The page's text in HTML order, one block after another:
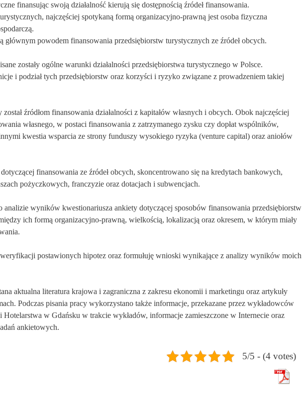
finansując swoją działalność kierują się dostępnością źródeł finansowania.
najczęściej spotykaną formą organizacyjno-prawną jest osoba fizyczna
głównym powodem finansowania przedsiębiorstw turystycznych ze źródeł obcych.
zostały ogólne warunki działalności przedsiębiorstwa turystycznego w Polsce.
i podział tych przedsiębiorstw oraz korzyści i ryzyko związane z prowadzeniem takiej
źródłom finansowania działalności z kapitałów własnych i obcych. Obok najczęściej
własnego, w postaci finansowania z zatrzymanego zysku czy dopłat wspólników,
kwestia wsparcia ze strony funduszy wysokiego ryzyka (venture capital) oraz aniołów
finansowania ze źródeł obcych, skoncentrowano się na kredytach bankowych,
pożyczkowych, franczyzie oraz dotacjach i subwencjach.
analizie wyników kwestionariusza ankiety dotyczącej sposobów finansowania przedsiębiorstw
ich formą organizacyjno-prawną, wielkością, lokalizacją oraz okresem, w którym miały
postawionych hipotez oraz formułuję wnioski wynikające z analizy wyników moich
aktualna literatura krajowa i zagraniczna z zakresu ekonomii i marketingu oraz artykuły
Podczas pisania pracy wykorzystano także informacje, przekazane przez wykładowców
Hotelarstwa w Gdańsku w trakcie wykładów, informacje zamieszczone w Internecie oraz
ankietowych.
5/5 - (4 votes)